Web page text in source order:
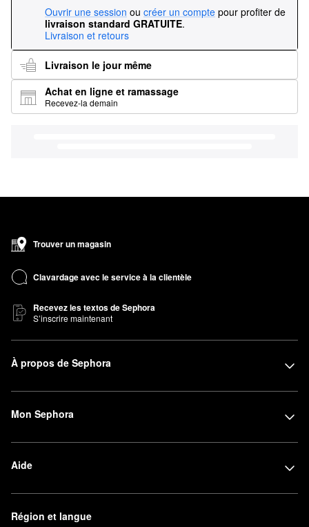
Ouvrir une session ou créer un compte pour profiter de
livraison standard GRATUITE.
Livraison et retours
Livraison le jour même
Achat en ligne et ramassage
Recevez-la demain
Trouver un magasin
Clavardage avec le service à la clientèle
Recevez les textos de Sephora
S’inscrire maintenant
À propos de Sephora
Mon Sephora
Aide
Région et langue